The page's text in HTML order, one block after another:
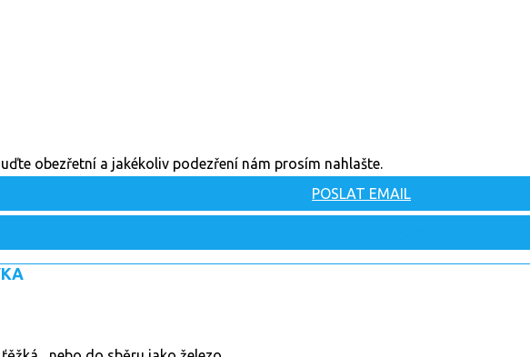
obezřetní a jakékoliv podezření nám prosím nahlašte.
POSLAT EMAIL